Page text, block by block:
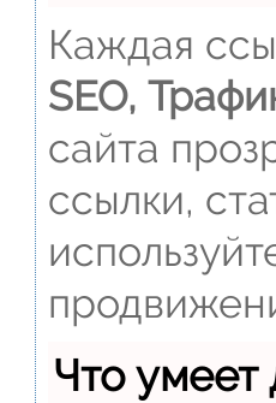
Каждая
SEO,
сайта
ссылки,
Что умеет